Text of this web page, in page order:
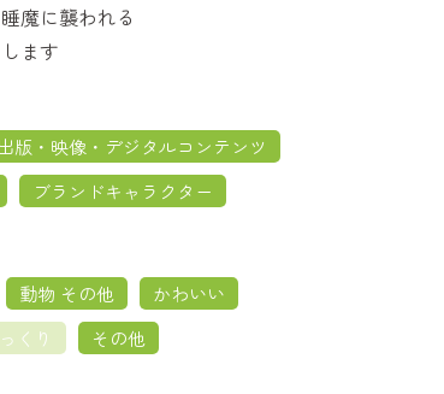
魔に襲われる
ます
版・映像・デジタルコンテンツ
ブランドキャラクター
動物 その他
かわいい
くり その他